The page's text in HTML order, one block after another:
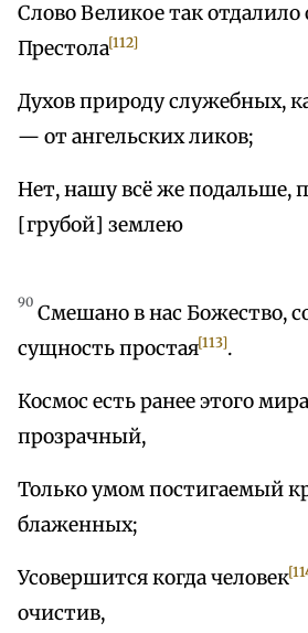
Слово Великое так отдалило
Престола[112]
Духов природу служебных,
— от ангельских ликов;
Нет, нашу всё же подальше,
[грубой] землею
90 Смешано в нас Божество,
сущность простая[113].
Космос есть ранее этого
прозрачный,
Только умом постигаемый
блаженных;
Усовершится когда человек
очистив,